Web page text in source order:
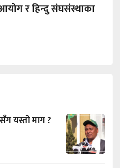
र हिन्दु संघसंस्थाका
यस्तो माग ?